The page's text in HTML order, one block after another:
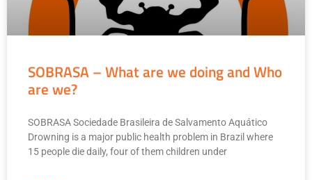
SOBRASA – What are we doing and Who
are we?
SOBRASA Sociedade Brasileira de Salvamento Aquático
Drowning is a major public health problem in Brazil where
15 people die daily, four of them children under